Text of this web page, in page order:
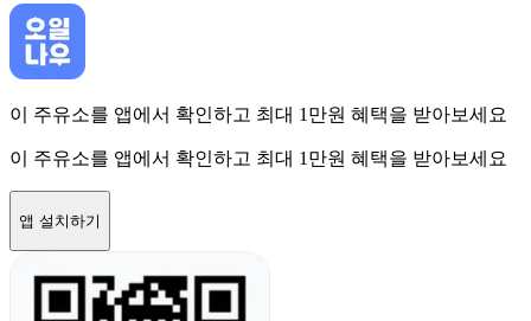
이 주유소를 앱에서 확인하고 최대 1만원 혜택을 받아보세요
이 주유소를 앱에서 확인하고 최대 1만원 혜택을 받아보세요
앱 설치하기